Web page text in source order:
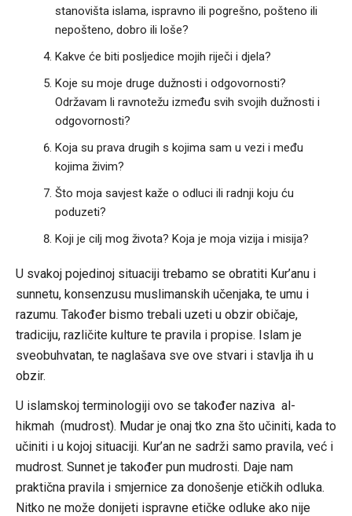
stanovišta islama, ispravno ili pogrešno, pošteno ili
nepošteno, dobro ili loše?
Kakve će biti posljedice mojih riječi i djela?
Koje su moje druge dužnosti i odgovornosti?
Održavam li ravnotežu između svih svojih dužnosti i
odgovornosti?
Koja su prava drugih s kojima sam u vezi i među
kojima živim?
Što moja savjest kaže o odluci ili radnji koju ću
poduzeti?
Koji je cilj mog života? Koja je moja vizija i misija?
U svakoj pojedinoj situaciji trebamo se obratiti Kur’anu i
sunnetu, konsenzusu muslimanskih učenjaka, te umu i
razumu. Također bismo trebali uzeti u obzir običaje,
tradiciju, različite kulture te pravila i propise. Islam je
sveobuhvatan, te naglašava sve ove stvari i stavlja ih u
obzir.
U islamskoj terminologiji ovo se također naziva al-
hikmah (mudrost). Mudar je onaj tko zna što učiniti, kada to
učiniti i u kojoj situaciji. Kur’an ne sadrži samo pravila, već i
mudrost. Sunnet je također pun mudrosti. Daje nam
praktična pravila i smjernice za donošenje etičkih odluka.
Nitko ne može donijeti ispravne etičke odluke ako nije